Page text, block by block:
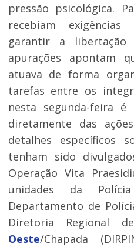
pressão psicológica.
recebiam
garantir a libertação
apurações apontam
atuava de forma
tarefas entre os
nesta segunda-feira
diretamente das
detalhes específicos
tenham sido
Operação Vita
unidades da
Departamento de
Diretoria Regional
Oeste/Chapada